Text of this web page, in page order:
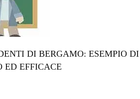
DI BERGAMO: ESEMPIO
ED EFFICACE